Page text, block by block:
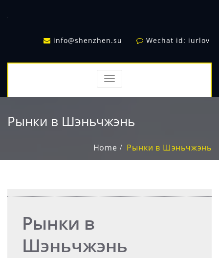
info@shenzhen.su Wechat id: iurlov
TOGGLE
NAVIGATION
Рынки в Шэньчжэнь
Home Рынки в Шэньчжэнь
Рынки в
Шэньчжэнь